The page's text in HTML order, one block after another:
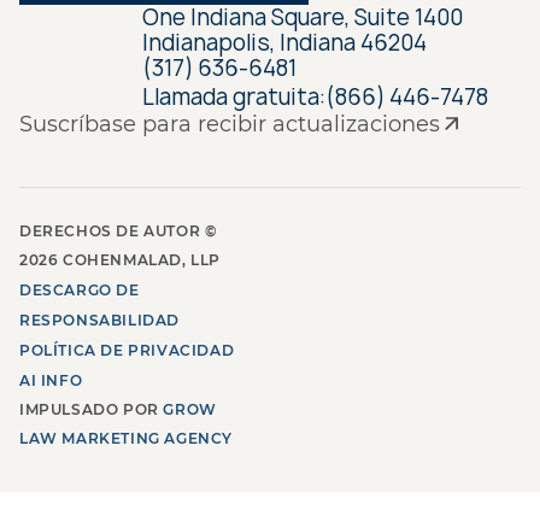
Suscríbase para recibir actualizaciones
One Indiana Square, Suite 1400
Indianapolis, Indiana 46204
(317) 636-6481
Llamada gratuita:(866) 446-7478
DERECHOS DE AUTOR ©
2026 COHENMALAD, LLP
DESCARGO DE
RESPONSABILIDAD
POLÍTICA DE PRIVACIDAD
AI INFO
IMPULSADO PORGROW
LAW MARKETING AGENCY